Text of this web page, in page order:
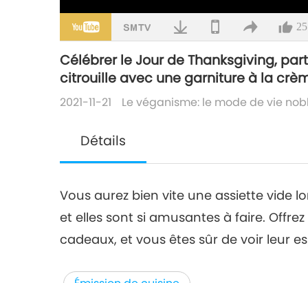
25
Célébrer le Jour de Thanksgiving,
citrouille avec une garniture à la
2021-11-21 Le véganisme: le mode de vie
Détails
Vous aurez bien vite une assiette vide
et elles sont si amusantes à faire.
cadeaux, et vous êtes sûr de voir leur